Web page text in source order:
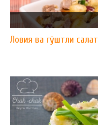
Ловия ва гўштли салат